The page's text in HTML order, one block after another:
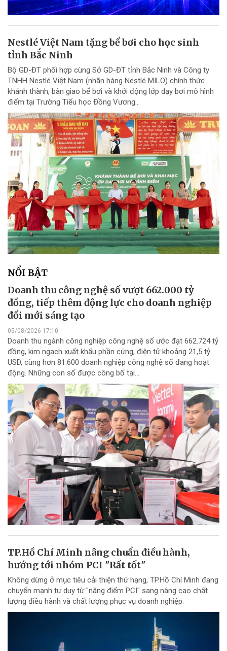
Nestlé Việt Nam tặng bể bơi cho học sinh
tỉnh Bắc Ninh
Bộ GD-ĐT phối hợp cùng Sở GD-ĐT tỉnh Bắc Ninh và Công ty
TNHH Nestlé Việt Nam (nhãn hàng Nestlé MILO) chính thức
khánh thành, bàn giao bể bơi và khởi động lớp dạy bơi mô hình
điểm tại Trường Tiểu học Đồng Vương...
NỔI BẬT
Doanh thu công nghệ số vượt 662.000 tỷ
đồng, tiếp thêm động lực cho doanh nghiệp
đổi mới sáng tạo
05/08/2026 17:10
Doanh thu ngành công nghiệp công nghệ số ước đạt 662.724 tỷ
đồng, kim ngạch xuất khẩu phần cứng, điện tử khoảng 21,5 tỷ
USD, cùng hơn 81.600 doanh nghiệp công nghệ số đang hoạt
động. Những con số được công bố tại...
TP.Hồ Chí Minh nâng chuẩn điều hành,
hướng tới nhóm PCI "Rất tốt"
Không dừng ở mục tiêu cải thiện thứ hạng, TP.Hồ Chí Minh đang
chuyển mạnh tư duy từ "nâng điểm PCI" sang nâng cao chất
lượng điều hành và chất lượng phục vụ doanh nghiệp.